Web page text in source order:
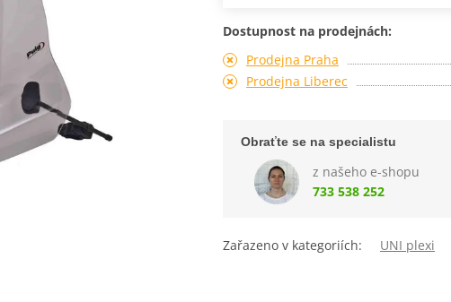
Dostupnost na prodejnách:
Prodejna Praha
Prodejna Liberec
Obraťte se na specialistu
z našeho e-shopu
733 538 252
Zařazeno v kategoriích: UNI plexi